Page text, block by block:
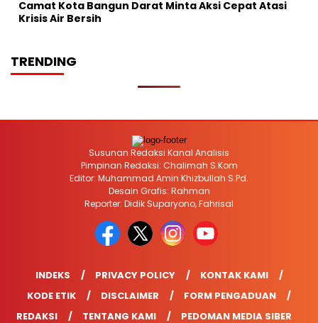
Camat Kota Bangun Darat Minta Aksi Cepat Atasi
Krisis Air Bersih
TRENDING
Susunan Redaksi Kanal Analisis
Pimpinan Redaksi: Chalimah S.Kom
Editor: Muhammad Amin Khizbullah S.Pd.
Desain Grafis: Rahman
Reporter: Didik Suparyono, Fahrisal
INDEKS PRIVACY POLICY
KONTAK KAMI
KODE ETIK
DISCLAIMER
FORM PENGADUAN
REDAKSI
TENTANG KAMI PEDOMAN MEDIA SIBER